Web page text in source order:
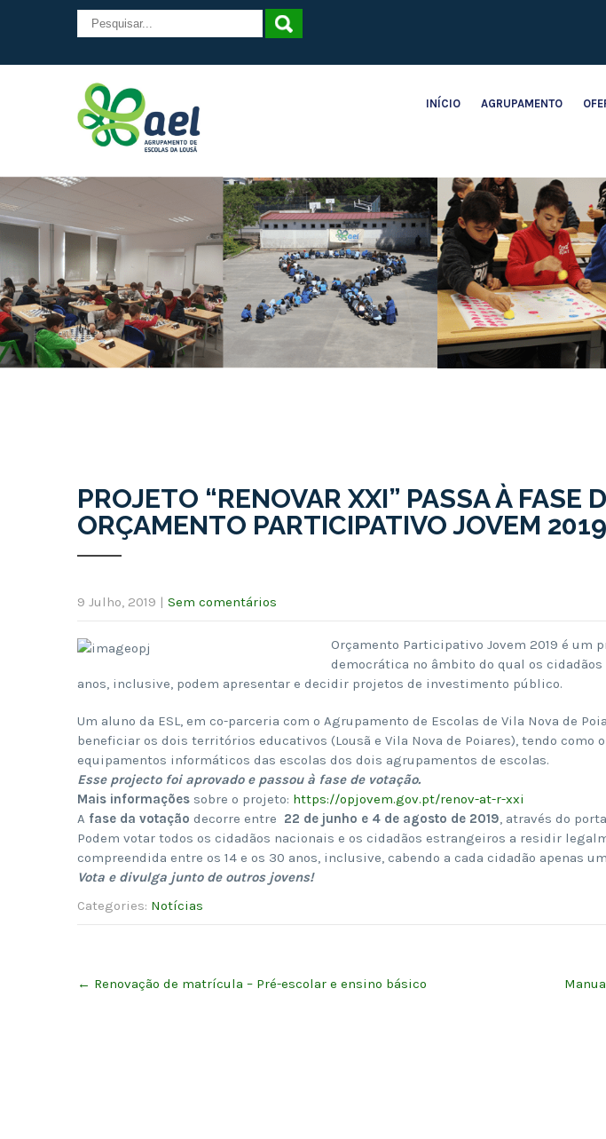
INÍCIO AGRUPAMENTO
PROJETO “RENOVAR XXI” PASSA À FASE
ORÇAMENTO PARTICIPATIVO JOVEM 2019
9 Julho, 2019 | Sem comentários
Orçamento Participativo Jovem 2019 é um
democrática no âmbito do qual os cidadãos
anos, inclusive, podem apresentar e decidir projetos de investimento público.
Um aluno da ESL, em co-parceria com o Agrupamento de Escolas de Vila Nova de
beneficiar os dois territórios educativos (Lousã e Vila Nova de Poiares), tendo como
equipamentos informáticos das escolas dos dois agrupamentos de escolas.
Esse projecto foi aprovado e passou à fase de votação.
Mais informações sobre o projeto: https://opjovem.gov.pt/renov-at-r-xxi
A fase da votação decorre entre 22 de junho e 4 de agosto de 2019, através do
Podem votar todos os cidadãos nacionais e os cidadãos estrangeiros a residir
compreendida entre os 14 e os 30 anos, inclusive, cabendo a cada cidadão apenas
Vota e divulga junto de outros jovens!
Categories: Notícias
navigation
← Renovação de matrícula – Pré-escolar e ensino básico